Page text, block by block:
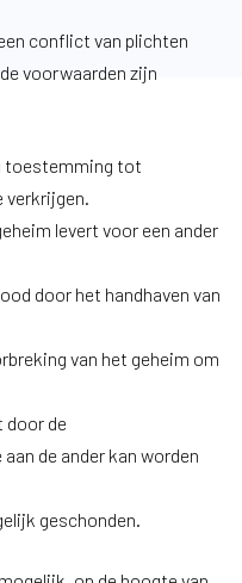
conflict van plichten
voorwaarden zijn
toestemming tot
verkrijgen.
levert voor een ander
door het handhaven van
van het geheim om
door de
de ander kan worden
geschonden.